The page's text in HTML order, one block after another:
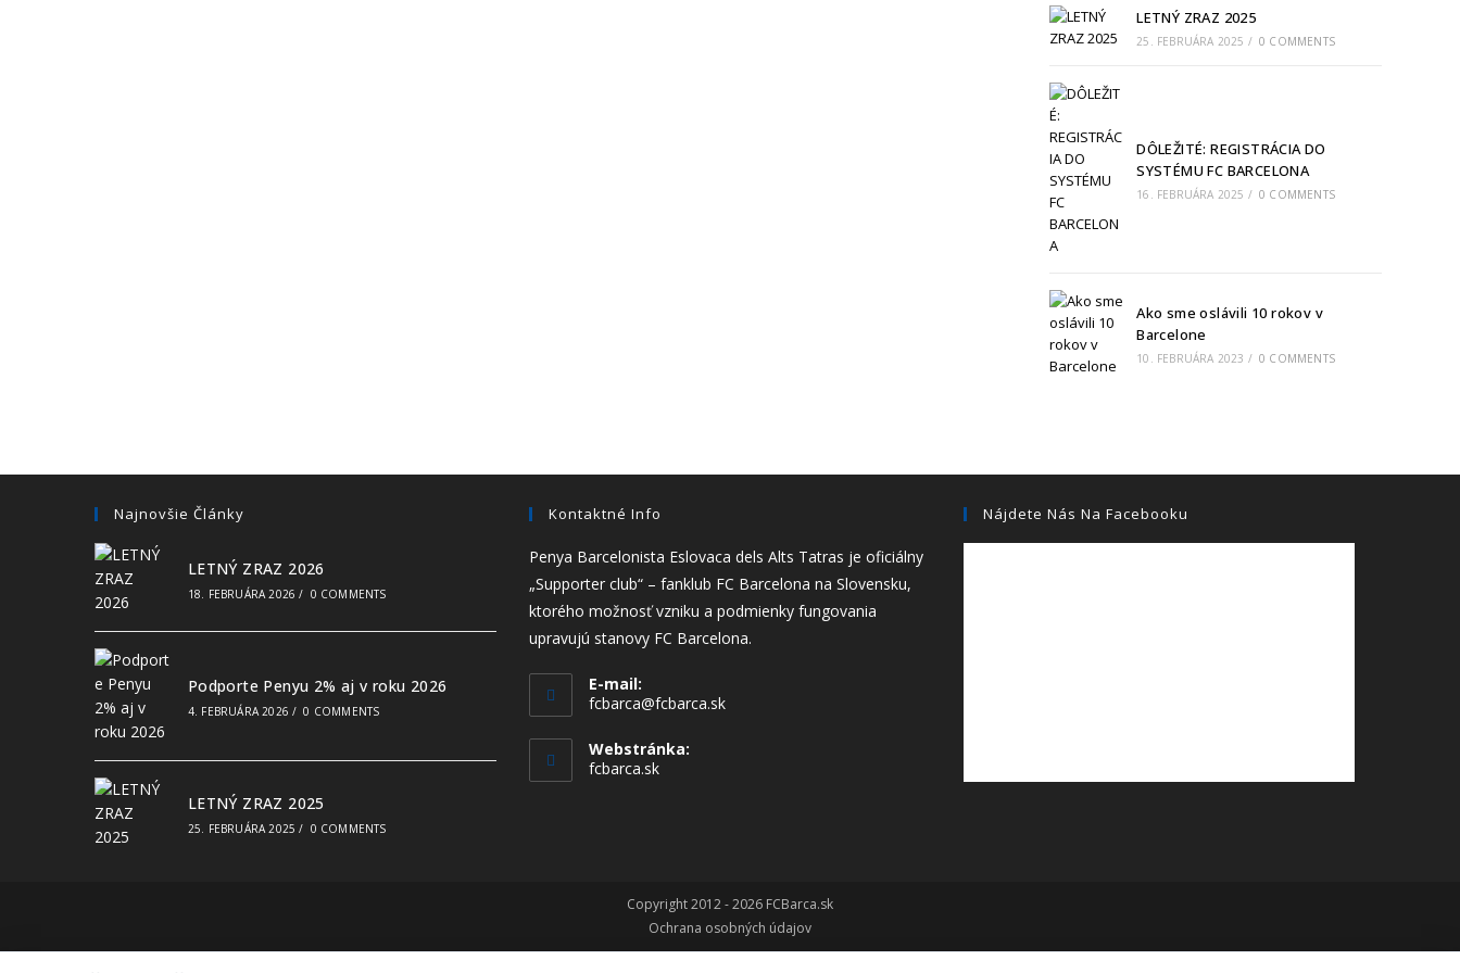
LETNÝ ZRAZ 2025
25. FEBRUÁRA 2025 / 0 COMMENTS
DÔLEŽITÉ: REGISTRÁCIA DO
SYSTÉMU FC BARCELONA
16. FEBRUÁRA 2025 / 0 COMMENTS
Ako sme oslávili 10 rokov v
Barcelone
10. FEBRUÁRA 2023 / 0 COMMENTS
Najnovšie Články
LETNÝ ZRAZ 2026
18. FEBRUÁRA 2026 / 0 COMMENTS
Podporte Penyu 2% aj v roku 2026
4. FEBRUÁRA 2026 / 0 COMMENTS
LETNÝ ZRAZ 2025
25. FEBRUÁRA 2025 / 0 COMMENTS
Kontaktné Info
Penya Barcelonista Eslovaca dels Alts Tatras je oficiálny
„Supporter club“ – fanklub FC Barcelona na Slovensku,
ktorého možnosť vzniku a podmienky fungovania
upravujú stanovy FC Barcelona.
E-mail:
fcbarca@fcbarca.skOpens
Webstránka:
fcbarca.sk
Nájdete Nás Na Facebooku
Copyright 2012 - 2026 FCBarca.sk
Ochrana osobných údajov